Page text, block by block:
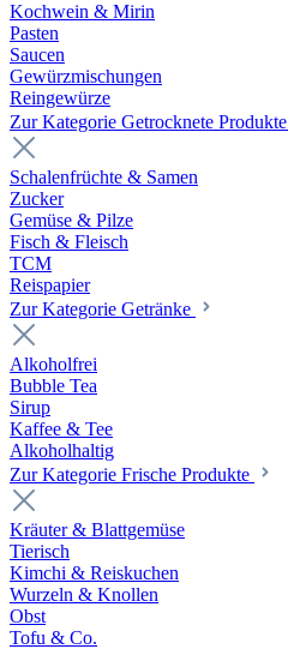
Kochwein & Mirin
Pasten
Saucen
Gewürzmischungen
Reingewürze
Zur Kategorie Getrocknete Produkte
Schalenfrüchte & Samen
Zucker
Gemüse & Pilze
Fisch & Fleisch
TCM
Reispapier
Zur Kategorie Getränke
Alkoholfrei
Bubble Tea
Sirup
Kaffee & Tee
Alkoholhaltig
Zur Kategorie Frische Produkte
Kräuter & Blattgemüse
Tierisch
Kimchi & Reiskuchen
Wurzeln & Knollen
Obst
Tofu & Co.